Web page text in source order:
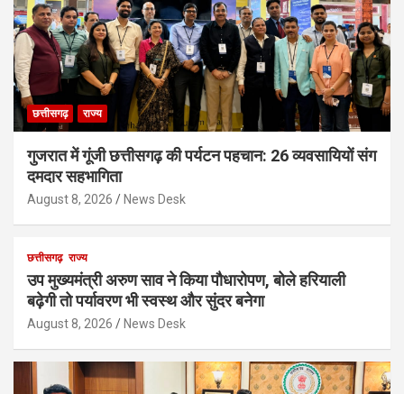
छत्तीसगढ़ राज्य
गुजरात में गूंजी छत्तीसगढ़ की पर्यटन पहचान: 26 व्यवसायियों संग
दमदार सहभागिता
August 8, 2026 News Desk
छत्तीसगढ़ राज्य
उप मुख्यमंत्री अरुण साव ने किया पौधारोपण, बोले हरियाली
बढ़ेगी तो पर्यावरण भी स्वस्थ और सुंदर बनेगा
August 8, 2026 News Desk